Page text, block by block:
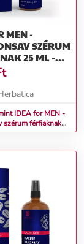
MEN -
SZÉRUM
25 ML -
IDEA for MEN -
szérum férfiaknak
idea